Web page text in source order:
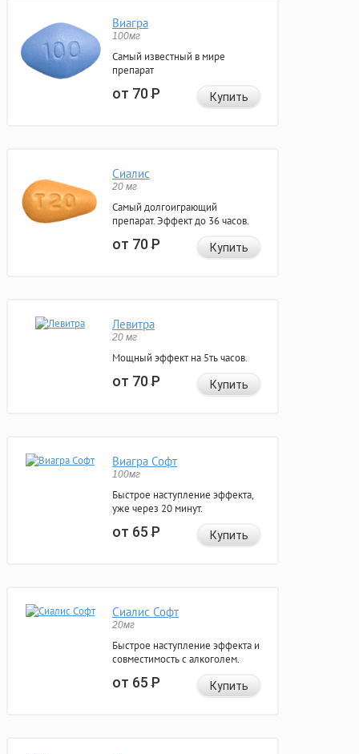
Виагра
100мг
Самый известный в мире
препарат
от 70Р Купить
Сиалис
20 мг
Самый долгоиграющий
препарат. Эффект до 36 часов.
от 70Р Купить
Левитра
20 мг
Мощный эффект на 5ть часов.
от 70Р Купить
Виагра Софт
100мг
Быстрое наступление эффекта,
уже через 20 минут.
от 65Р Купить
Сиалис Софт
20мг
Быстрое наступление эффекта и
совместимость с алкоголем.
от 65Р Купить